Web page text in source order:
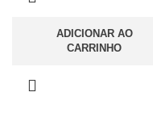
ADICIONAR AO
CARRINHO